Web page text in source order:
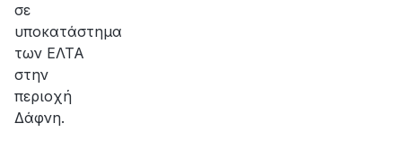
σε
υποκατάστημα
των ΕΛΤΑ
στην
περιοχή
Δάφνη.